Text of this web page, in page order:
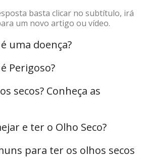
basta clicar no subtítulo, irá
um novo artigo ou vídeo.
uma doença?
Perigoso?
secos? Conheça as
e ter o Olho Seco?
para ter os olhos secos